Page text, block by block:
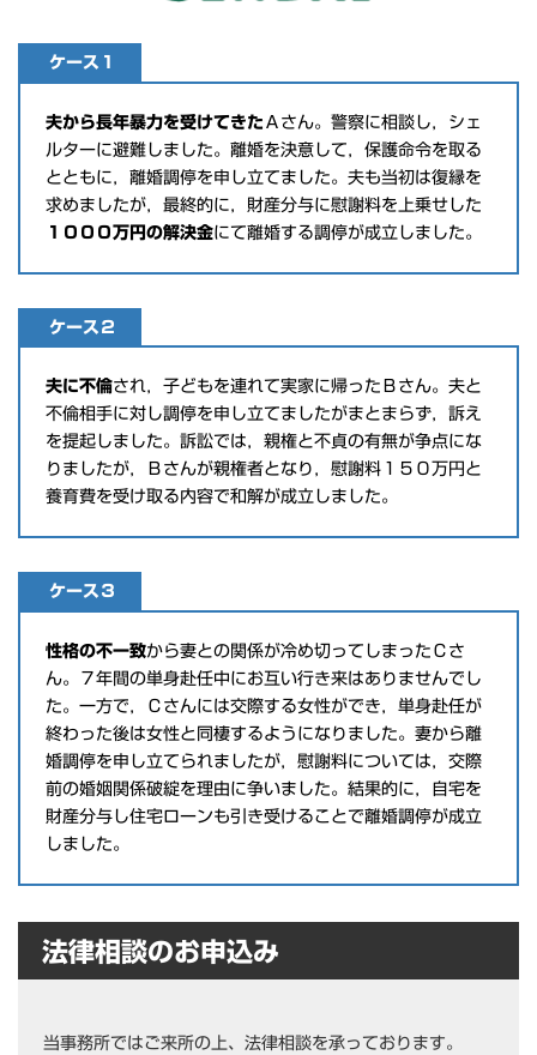
ケース１
夫から長年暴力を受けてきた Ａさん。警察に相談し，シェ
ルターに避難しました。離婚を決意して，保護命令を取る
とともに，離婚調停を申し立てました。夫も当初は復縁を
求めましたが，最終的に，財産分与に慰謝料を上乗せした
１０００万円の解決金にて離婚する調停が成立しました。
ケース２
夫に不倫され，子どもを連れて実家に帰ったＢさん。夫と
不倫相手に対し調停を申し立てましたがまとまらず，訴え
を提起しました。訴訟では，親権と不貞の有無が争点にな
りましたが，Ｂさんが親権者となり，慰謝料１５０万円と
養育費を受け取る内容で和解が成立しました。
ケース３
性格の不一致から妻との関係が冷め切ってしまったＣさ
ん。７年間の単身赴任中にお互い行き来はありませんでし
た。一方で，Ｃさんには交際する女性ができ，単身赴任が
終わった後は女性と同棲するようになりました。妻から離
婚調停を申し立てられましたが，慰謝料については，交際
前の婚姻関係破綻を理由に争いました。結果的に，自宅を
財産分与し住宅ローンも引き受けることで離婚調停が成立
しました。
法律相談のお申込み
当事務所ではご来所の上、法律相談を承っております。